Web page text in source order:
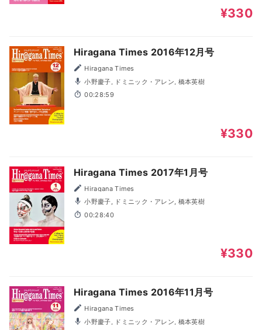
¥330
Hiragana Times 2016年12月号
Hiragana Times
小野慶子, ドミニック・アレン, 橋本英樹
00:28:59
¥330
Hiragana Times 2017年1月号
Hiragana Times
小野慶子, ドミニック・アレン, 橋本英樹
00:28:40
¥330
Hiragana Times 2016年11月号
Hiragana Times
小野慶子, ドミニック・アレン, 橋本英樹